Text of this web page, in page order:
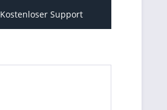
Kostenloser Support